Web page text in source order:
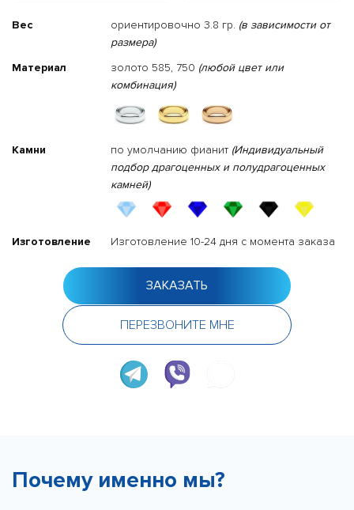
Вес ориентировочно 3.8 гр. (в зависимости от
размера)
Материал
золото 585, 750 (любой цвет или
комбинация)
Камни по умолчанию фианит (Индивидуальный
подбор драгоценных и полудрагоценных
камней)
Изготовление Изготовление 10-24 дня с момента заказа
ЗАКАЗАТЬ
ПЕРЕЗВОНИТЕ МНЕ
Почему именно мы?